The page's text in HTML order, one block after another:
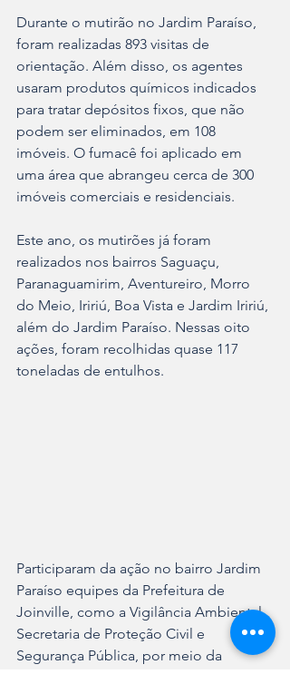
Durante o mutirão no Jardim Paraíso,
foram realizadas 893 visitas de
orientação. Além disso, os agentes
usaram produtos químicos indicados
para tratar depósitos fixos, que não
podem ser eliminados, em 108
imóveis. O fumacê foi aplicado em
uma área que abrangeu cerca de 300
imóveis comerciais e residenciais.
Este ano, os mutirões já foram
realizados nos bairros Saguaçu,
Paranaguamirim, Aventureiro, Morro
do Meio, Iririú, Boa Vista e Jardim Iririú,
além do Jardim Paraíso. Nessas oito
ações, foram recolhidas quase 117
toneladas de entulhos.
Participaram da ação no bairro Jardim
Paraíso equipes da Prefeitura de
Joinville, como a Vigilância Ambiental,
Secretaria de Proteção Civil e
Segurança Pública, por meio da